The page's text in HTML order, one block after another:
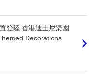
登陸 香港迪士尼樂園
Decorations